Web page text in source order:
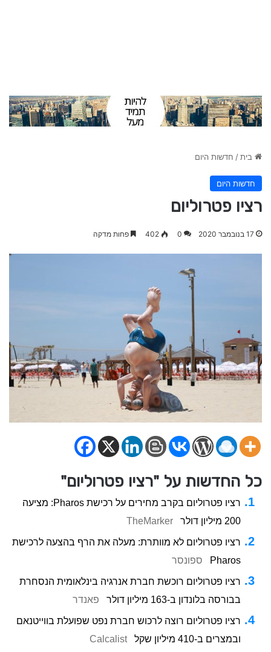
בית/ חדשות היום
חדשות היום
רציו פטרוליום
17 בנובמבר 2020 0
402 פחות מדקה
כל החדשות על "רציו פטרוליום"
רציו פטרוליום בקרב מחירים על רכישת Pharos: מציעה
200 מיליון דולר
TheMarker
רציו פטרוליום לא מוותרת: מעלה את הרף בהצעה לרכישת
Pharos
ספונסר
רציו פטרוליום רוכשת חברת אנרגיה בינלאומית הנסחרת
בבורסה בלונדון ב-163 מיליון דולר
פאנדר
רציו פטרוליום רוצה לרכוש חברת נפט שפועלת בווייטנאם
ובמצרים ב-410 מיליון שקל
Calcalist